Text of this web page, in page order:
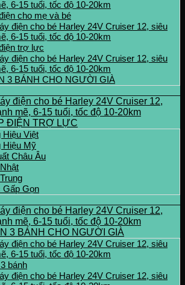
cho mẹ và bé
trợ lực
3 BÁNH CHO NGƯỜI GIÀ
ĐIỆN TRỢ LỰC
Việt
Hiệu Mỹ
Châu Âu
Gọn
3 BÁNH CHO NGƯỜI GIÀ
bánh